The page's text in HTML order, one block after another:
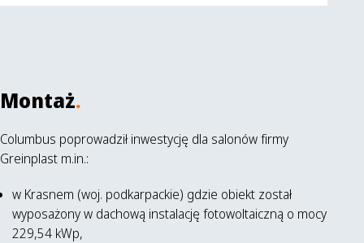
Montaż.
Columbus poprowadził inwestycję dla salonów firmy
Greinplast m.in.:
w Krasnem (woj. podkarpackie) gdzie obiekt został
wyposażony w dachową instalację fotowoltaiczną o mocy
229,54 kWp,